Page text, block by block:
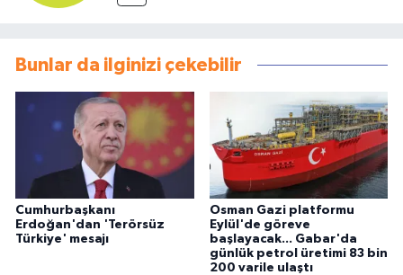
Bunlar da ilginizi çekebilir
Cumhurbaşkanı
Erdoğan'dan 'Terörsüz
Türkiye' mesajı
Osman Gazi platformu
Eylül'de göreve
başlayacak... Gabar'da
günlük petrol üretimi 83 bin
200 varile ulaştı